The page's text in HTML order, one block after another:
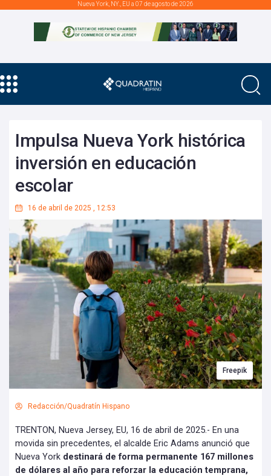
Nueva York, NY., EU a 07 de agosto de 2026
Impulsa Nueva York histórica
inversión en educación
escolar
16 de abril de 2025 , 12:53
Freepik
Redacción/Quadratín Hispano
TRENTON, Nueva Jersey, EU, 16 de abril de 2025.- En una
movida sin precedentes, el alcalde Eric Adams anunció que
Nueva York destinará de forma permanente 167 millones
de dólares al año para reforzar la educación temprana,